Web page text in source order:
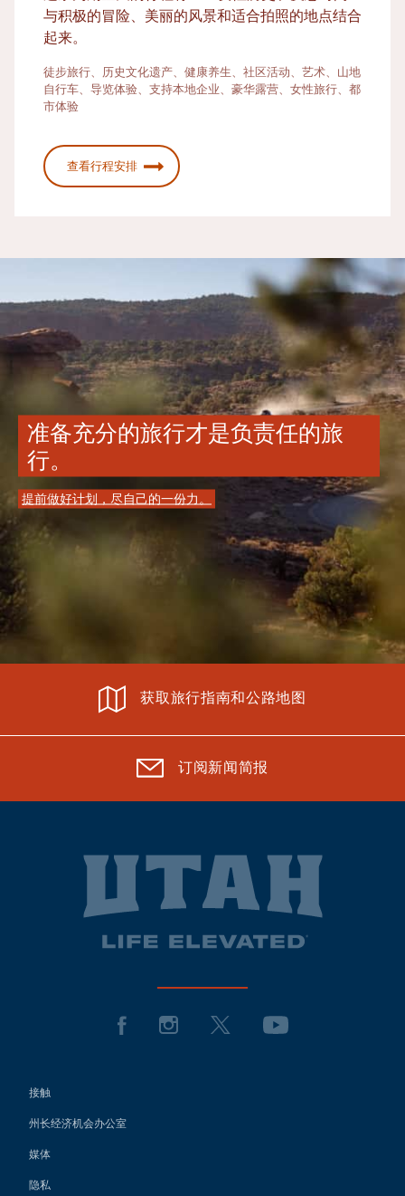
与积极的冒险、美丽的风景和适合拍照的地点结合
起来。
徒步旅行、历史文化遗产、健康养生、社区活动、艺术、山地
自行车、导览体验、支持本地企业、豪华露营、女性旅行、都
市体验
查看行程安排
准备充分的旅行才是负责任的旅
行。
提前做好计划，尽自己的一份力。
获取旅行指南和公路地图
订阅新闻简报
接触
州长经济机会办公室
媒体
隐私